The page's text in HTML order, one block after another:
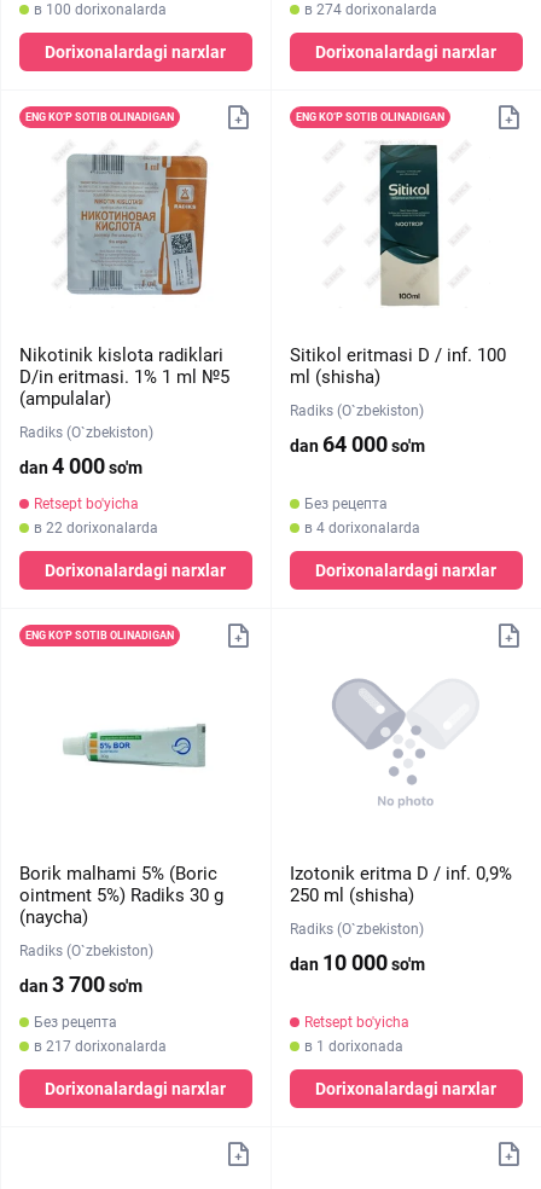
в 100 dorixonalarda
Dorixonalardagi narxlar
в 274 dorixonalarda
Dorixonalardagi narxlar
ENG KO‘P SOTIB OLINADIGAN
Nikotinik kislota radiklari
D/in eritmasi. 1% 1 ml №5
(ampulalar)
Radiks (O`zbekiston)
dan4 000so'm
Retsept bo'yicha
в 22 dorixonalarda
Dorixonalardagi narxlar
ENG KO‘P SOTIB OLINADIGAN
Sitikol eritmasi D / inf. 100
ml (shisha)
Radiks (O`zbekiston)
dan64 000so'm
Без рецепта
в 4 dorixonalarda
Dorixonalardagi narxlar
ENG KO‘P SOTIB OLINADIGAN
Borik malhami 5% (Boric
ointment 5%) Radiks 30 g
(naycha)
Radiks (O`zbekiston)
dan3 700so'm
Без рецепта
в 217 dorixonalarda
Dorixonalardagi narxlar
Izotonik eritma D / inf. 0,9%
250 ml (shisha)
Radiks (O`zbekiston)
dan 10 000so'm
Retsept bo'yicha
в 1 dorixonada
Dorixonalardagi narxlar